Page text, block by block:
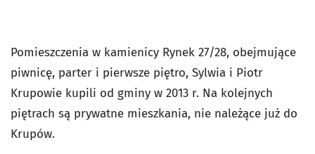
Pomieszczenia w kamienicy Rynek 27/28, obejmujące
piwnicę, parter i pierwsze piętro, Sylwia i Piotr
Krupowie kupili od gminy w 2013 r. Na kolejnych
piętrach są prywatne mieszkania, nie należące już do
Krupów.